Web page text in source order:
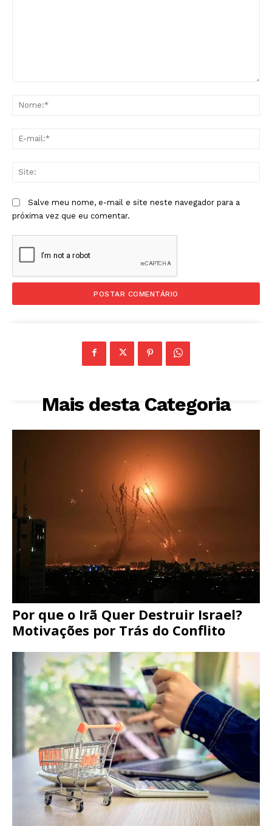
Salve meu nome, e-mail e site neste navegador para a
próxima vez que eu comentar.
Mais desta Categoria
Por que o Irã Quer Destruir Israel?
Motivações por Trás do Conflito